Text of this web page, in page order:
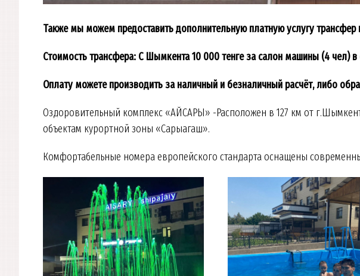
Также мы можем предоставить дополнительную платную услугу
Стоимость трансфера: С Шымкента 10 000 тенге за салон машины (4 чел)
Оплату можете производить за наличный и безналичный расчёт, либо
Оздоровительный комплекс «АЙСАРЫ» -Расположен в 127 км от
объектам курортной зоны «Сарыагаш».
Комфортабельные номера европейского стандарта оснащены